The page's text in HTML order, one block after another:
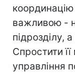
важливою -
підрозділу,
Спростити
управління